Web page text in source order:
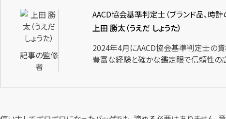
記事の監修
者
AACD協会基準判定士（ブランド品、時
上田 勝太（うえだ しょうた）
2024年4月にAACD協会基準判定士の資
豊富な経験と確かな鑑定眼で信頼性の